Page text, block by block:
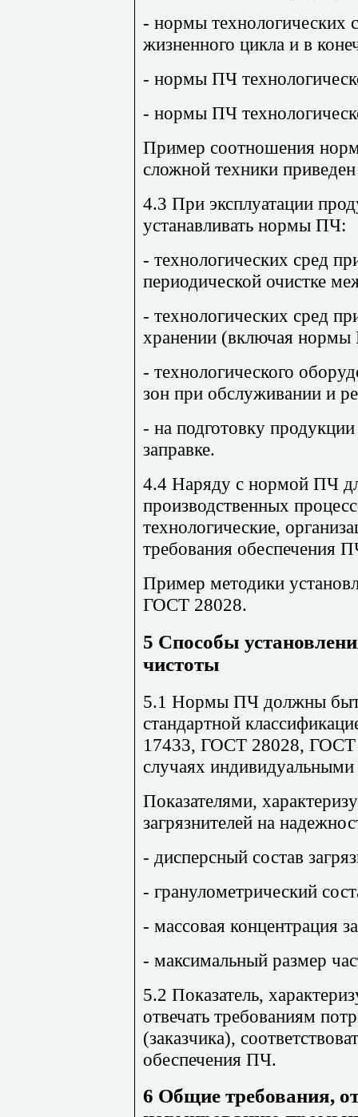
- нормы технологических
жизненного цикла и в
- нормы ПЧ
- нормы ПЧ
Пример соотношения
сложной техники
4.3 При эксплуатации
устанавливать нормы ПЧ:
- технологических сред
периодической очистке
- технологических сред
хранении (включая
- технологического
зон при обслуживании и
- на подготовку
заправке.
4.4 Наряду с нормой ПЧ
производственных
технологические,
требования обеспечения
Пример методики
ГОСТ 28028.
5 Способы
чистоты
5.1 Нормы ПЧ должны
стандартной
17433, ГОСТ 28028, ГОСТ
случаях индивидуальными
Показателями,
загрязнителей на
- дисперсный состав
- гранулометрический
- массовая концентрация
- максимальный размер
5.2 Показатель,
отвечать требованиям
(заказчика),
обеспечения ПЧ.
6 Общие требования,